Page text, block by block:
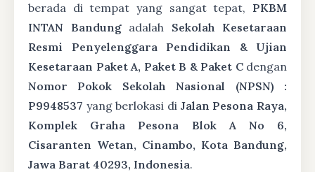
berada di tempat yang sangat tepat, PKBM
INTAN Bandungadalah Sekolah Kesetaraan
Resmi Penyelenggara Pendidikan & Ujian
Kesetaraan Paket A, Paket B & Paket Cdengan
Nomor Pokok Sekolah Nasional (NPSN) :
P9948537 yang berlokasi di Jalan Pesona Raya,
Komplek Graha Pesona Blok A No 6,
Cisaranten Wetan, Cinambo, Kota Bandung,
Jawa Barat 40293, Indonesia.